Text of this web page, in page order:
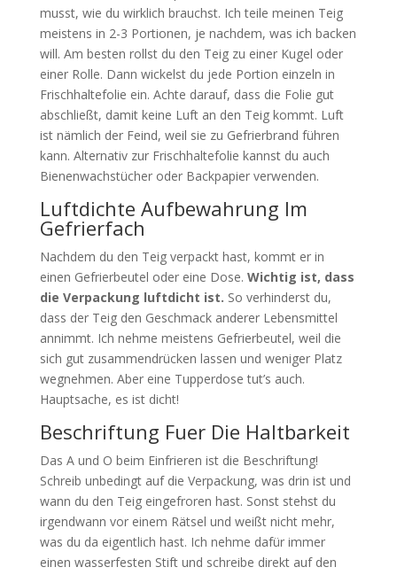
musst, wie du wirklich brauchst. Ich teile meinen Teig
meistens in 2-3 Portionen, je nachdem, was ich backen
will. Am besten rollst du den Teig zu einer Kugel oder
einer Rolle. Dann wickelst du jede Portion einzeln in
Frischhaltefolie ein. Achte darauf, dass die Folie gut
abschließt, damit keine Luft an den Teig kommt. Luft
ist nämlich der Feind, weil sie zu Gefrierbrand führen
kann. Alternativ zur Frischhaltefolie kannst du auch
Bienenwachstücher oder Backpapier verwenden.
Luftdichte Aufbewahrung Im
Gefrierfach
Nachdem du den Teig verpackt hast, kommt er in
einen Gefrierbeutel oder eine Dose. Wichtig ist, dass
die Verpackung luftdicht ist. So verhinderst du,
dass der Teig den Geschmack anderer Lebensmittel
annimmt. Ich nehme meistens Gefrierbeutel, weil die
sich gut zusammendrücken lassen und weniger Platz
wegnehmen. Aber eine Tupperdose tut’s auch.
Hauptsache, es ist dicht!
Beschriftung Fuer Die Haltbarkeit
Das A und O beim Einfrieren ist die Beschriftung!
Schreib unbedingt auf die Verpackung, was drin ist und
wann du den Teig eingefroren hast. Sonst stehst du
irgendwann vor einem Rätsel und weißt nicht mehr,
was du da eigentlich hast. Ich nehme dafür immer
einen wasserfesten Stift und schreibe direkt auf den